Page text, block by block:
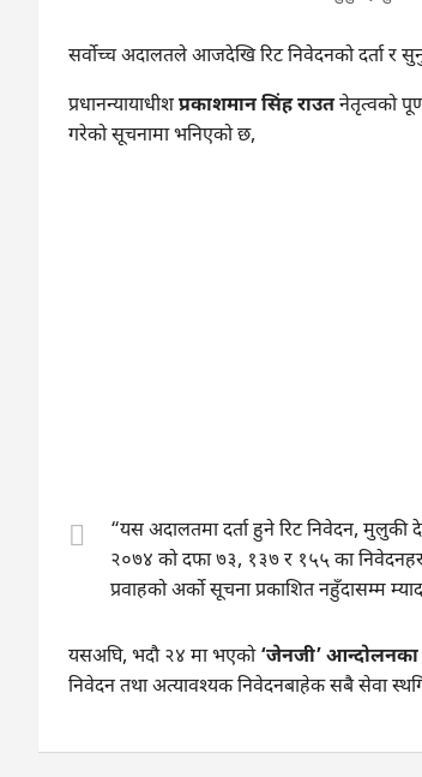
सर्वोच्च अदालतले आजदेखि रिट निवेदनको दर्ता र
प्रधानन्यायाधीशप्रकाशमान सिंह राउतनेतृत्वको
गरेको सूचनामा भनिएको छ,
“यस अदालतमा दर्ता हुने रिट निवेदन, मुलुकी
२०७४ को दफा ७३, १३७ र १५५ का
प्रवाहको अर्को सूचना प्रकाशित नहुँदासम्म
यसअघि, भदौ २४ मा भएको‘जेनजी’
निवेदन तथा अत्यावश्यक निवेदनबाहेक सबै सेवा